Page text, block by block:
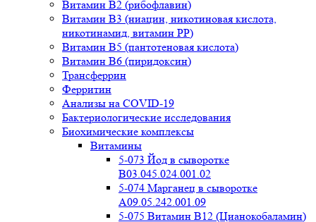
Витамин В2 (рибофлавин)
Витамин В3 (ниацин, никотиновая кислота,
никотинамид, витамин PP)
Витамин В5 (пантотеновая кислота)
Витамин В6 (пиридоксин)
Трансферрин
Ферритин
Анализы на COVID-19
Бактериологические исследования
Биохимические комплексы
Витамины
5-073 Йод в сыворотке
B03.045.024.001.02
5-074 Марганец в сыворотке
A09.05.242.001.09
5-075 Витамин В12 (Цианокобаламин)